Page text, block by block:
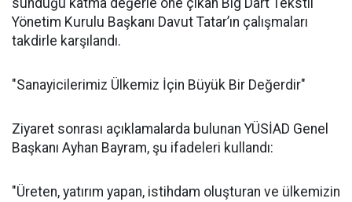
sunduğu katma değerle öne çıkan Big Dart Tekstil
Yönetim Kurulu Başkanı Davut Tatar’ın çalışmaları
takdirle karşılandı.
"Sanayicilerimiz Ülkemiz İçin Büyük Bir Değerdir"
Ziyaret sonrası açıklamalarda bulunan YÜSİAD Genel
Başkanı Ayhan Bayram, şu ifadeleri kullandı:
"Üreten, yatırım yapan, istihdam oluşturan ve ülkemizin